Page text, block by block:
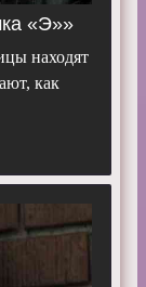
«Э»»
находят
как